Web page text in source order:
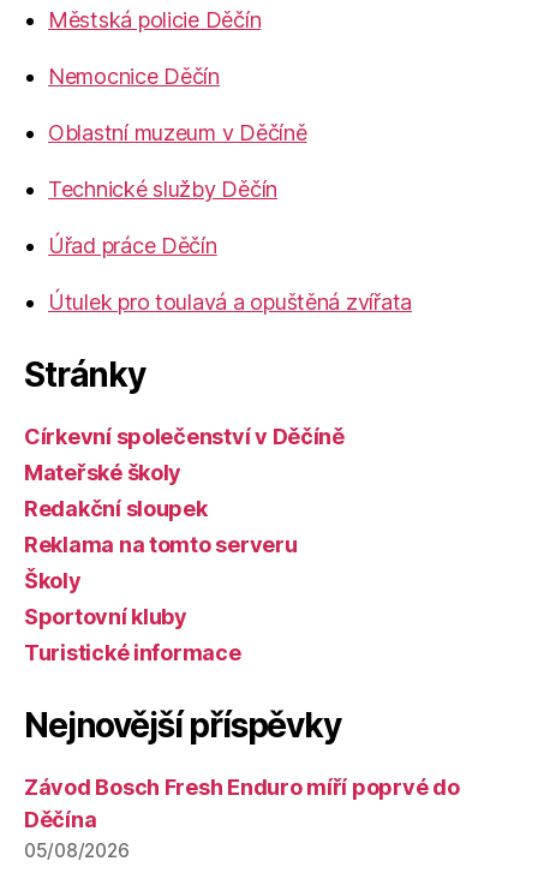
Městská policie Děčín
Nemocnice Děčín
Oblastní muzeum v Děčíně
Technické služby Děčín
Úřad práce Děčín
Útulek pro toulavá a opuštěná zvířata
Stránky
Církevní společenství v Děčíně
Mateřské školy
Redakční sloupek
Reklama na tomto serveru
Školy
Sportovní kluby
Turistické informace
Nejnovější příspěvky
Závod Bosch Fresh Enduro míří poprvé do
Děčína
05/08/2026